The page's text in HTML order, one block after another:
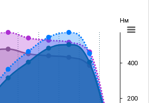
Нм
200
400